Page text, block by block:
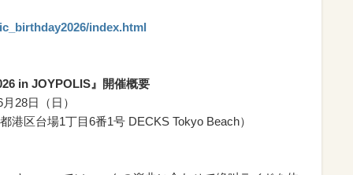
index.html
in JOYPOLIS』開催概要
28日（日）
港区台場1丁目6番1号 DECKS Tokyo Beach）